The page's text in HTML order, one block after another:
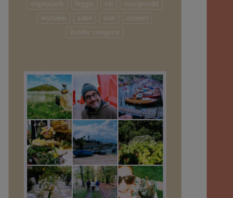
vegetarisch
Veggie vis
voorgerecht
wortelen
zalm zoet
zomers
Zonder categorie